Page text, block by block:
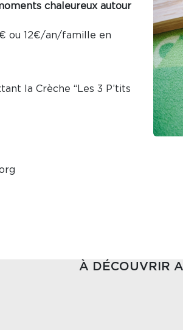
chaleureux autour
ou 12€/an/famille en
la Crèche “Les 3 P’tits
À DÉCOUVRIR